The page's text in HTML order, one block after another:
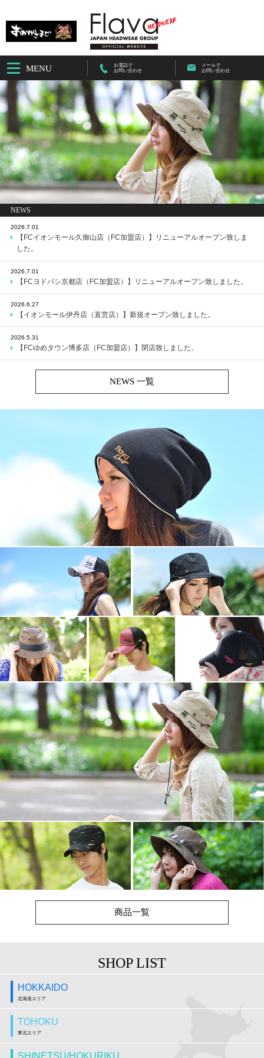
MENU
お電話で
お問い合わせ
メールで
お問い合わせ
NEWS
2026.7.01
【FCイオンモール久御山店（FC加盟店）】リニューアルオープン致しま
した。
2026.7.01
【FCヨドバシ京都店（FC加盟店）】リニューアルオープン致しました。
2026.6.27
【イオンモール伊丹店（直営店）】新規オープン致しました。
2026.5.31
【FCゆめタウン博多店（FC加盟店）】閉店致しました。
NEWS 一覧
商品一覧
SHOP LIST
HOKKAIDO
北海道エリア
TOHOKU
東北エリア